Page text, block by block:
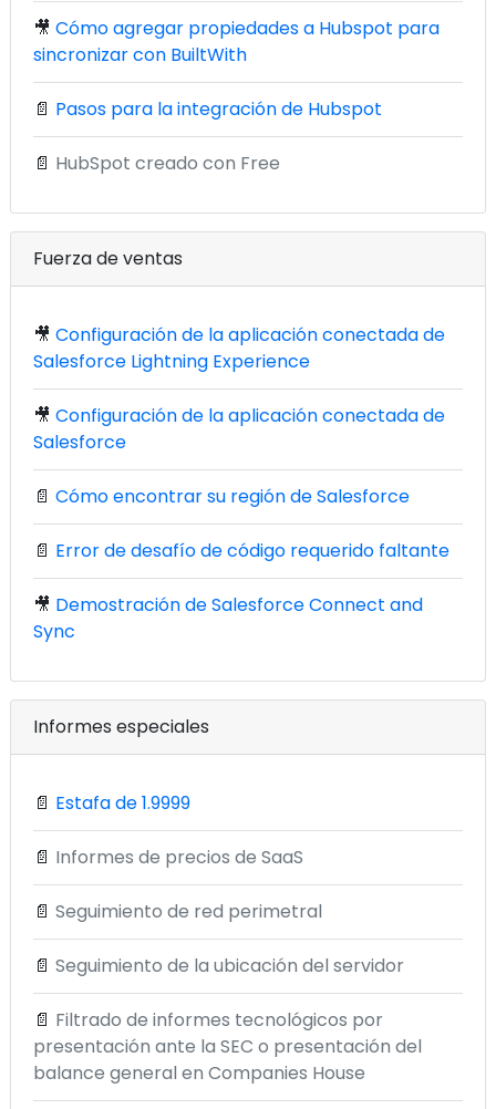
🎥 Cómo agregar propiedades a Hubspot para
sincronizar con BuiltWith
📄 Pasos para la integración de Hubspot
📄 HubSpot creado con Free
Fuerza de ventas
🎥 Configuración de la aplicación conectada de
Salesforce Lightning Experience
🎥 Configuración de la aplicación conectada de
Salesforce
📄 Cómo encontrar su región de Salesforce
📄 Error de desafío de código requerido faltante
🎥 Demostración de Salesforce Connect and
Sync
Informes especiales
📄 Estafa de 1.9999
📄 Informes de precios de SaaS
📄 Seguimiento de red perimetral
📄 Seguimiento de la ubicación del servidor
📄 Filtrado de informes tecnológicos por
presentación ante la SEC o presentación del
balance general en Companies House